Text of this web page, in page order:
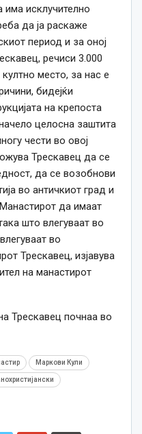
има исклучително
да ја раскаже
период и за оној
речиси 3.000
место, за нас е
бидејќи
на крепоста
целосна заштита
чести во овој
Трескавец да се
да се возобнови
во античкиот град и
Манастирот да имаат
што влегуваат во
во
Трескавец, изјавува
на манастирот
Трескавец почнаа во
Маркови Кули